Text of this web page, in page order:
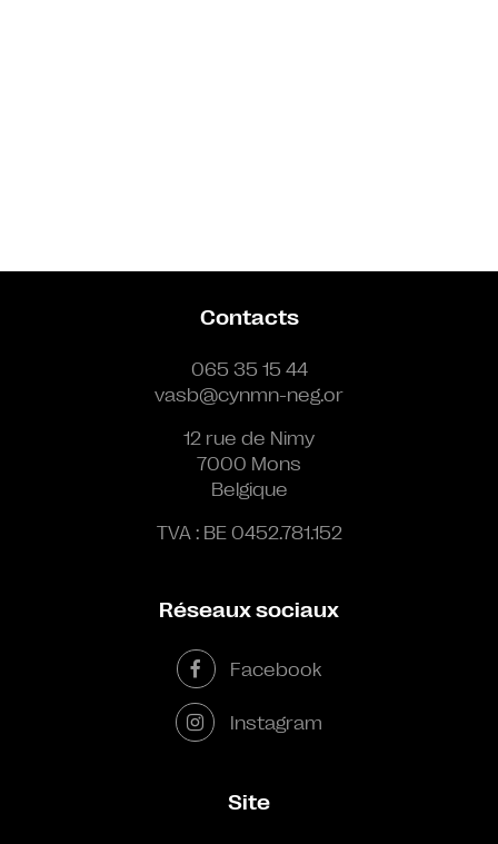
Contacts
065 35 15 44
vasb@cynmn-neg.or
12 rue de Nimy
7000 Mons
Belgique
TVA : BE 0452.781.152
Réseaux sociaux
Facebook
Instagram
Site